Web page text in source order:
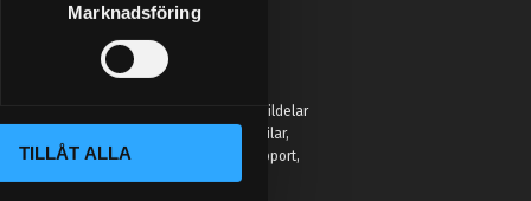
Marknadsföring
TILLÅT ALLA
Street Performance hittar du inte bara bildelar
för att hjälpa entusiaster förbättra sina bilar,
hobbyprojekt. Vi erbjuder kunnig support,
som faktiskt kan bilar.